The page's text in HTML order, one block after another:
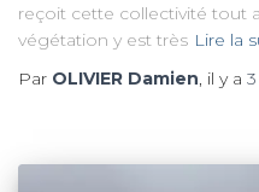
reçoit cette collectivité tout
végétation y est très Lire la
Par OLIVIER Damien, il y a